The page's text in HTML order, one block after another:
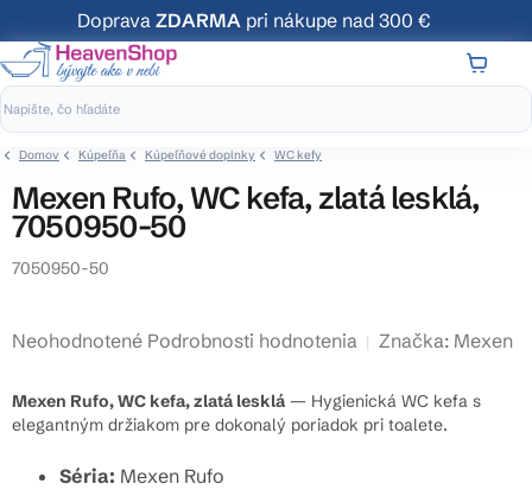
na
obsah
Doprava ZDARMA pri nákupe nad 300 €
Domov Kúpeľňa Kúpeľňové doplnky WC kefy
Mexen Rufo, WC kefa, zlatá lesklá,
7050950-50
7050950-50
Priemerné
produktu
je
Neohodnotené Podrobnosti hodnotenia Značka: Mexen
Mexen Rufo, WC kefa, zlatá lesklá — Hygienická WC kefa s
elegantným držiakom pre dokonalý poriadok pri toalete.
Séria: Mexen Rufo